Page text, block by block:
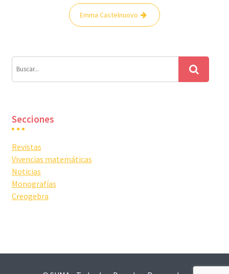
Navegación
Emma Castelnuovo
Secciones
Revistas
Vivencias matemáticas
Noticias
Monografías
Creogebra